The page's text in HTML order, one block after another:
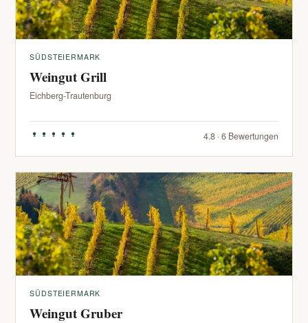
SÜDSTEIERMARK
Weingut Grill
Eichberg-Trautenburg
4.8 · 6 Bewertungen
SÜDSTEIERMARK
Weingut Gruber